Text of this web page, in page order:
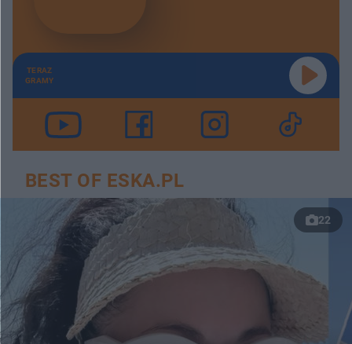
TERAZ
GRAMY
BEST OF ESKA.PL
22